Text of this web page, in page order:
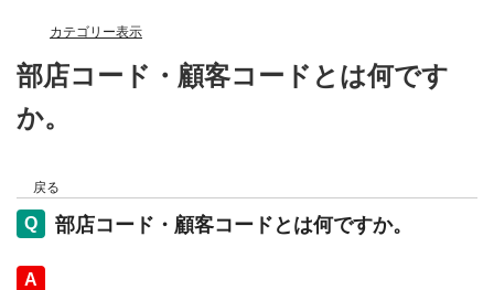
カテゴリー表示
部店コード・顧客コードとは何です
か。
戻る
部店コード・顧客コードとは何ですか。
回答